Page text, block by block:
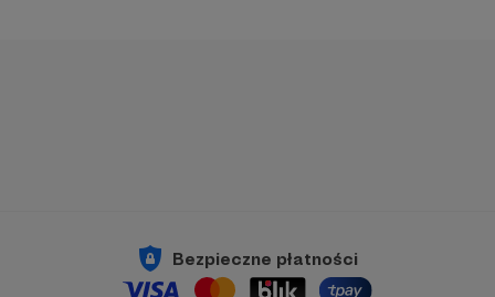
Bezpieczne płatności